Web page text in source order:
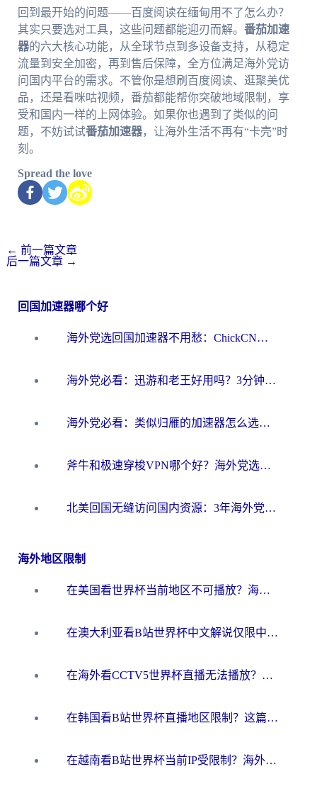
回到最开始的问题——百度阅读在缅甸用不了怎么办？
其实只要选对工具，这些问题都能迎刃而解。 番茄加速
器的六大核心功能，从全球节点到多设备支持，从稳定
流量到安全加密，再到售后保障，全方位满足海外党访
问国内平台的需求。不管你是想刷百度阅读、逛聚美优
品，还是看咪咕视频，番茄都能帮你突破地域限制，享
受和国内一样的上网体验。如果你也遇到了类似的问
题，不妨试试番茄加速器，让海外生活不再有“卡壳”时
刻。
Spread the love
← 前一篇文章
后一篇文章 →
回国加速器哪个好
海外党选回国加速器不用愁：ChickCN和洞见哪个好？一篇搞定所有疑问
海外党必看：迅游和老王好用吗？3分钟选对加速国内网络的加速器
海外党必看：类似归雁的加速器怎么选？一篇搞定无缝访问国内资源
斧牛和极速穿梭VPN哪个好？海外党选回国加速器必看的真实对比与避坑指南
北美回国无缝访问国内资源：3年海外党亲测的加速器选择指南
海外地区限制
在美国看世界杯当前地区不可播放？海外党体育观赛终极指南来了！
在澳大利亚看B站世界杯中文解说仅限中国大陆？这篇指南帮你打破限制看遍赛事
在海外看CCTV5世界杯直播无法播放？这篇指南让你和国内球迷同步呐喊
在韩国看B站世界杯直播地区限制？这篇指南让你告别“当前地区不可播放”
在越南看B站世界杯当前IP受限制？海外党体育观赛终极指南来了